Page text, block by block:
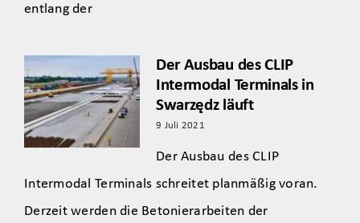
entlang der
Der Ausbau des CLIP
Intermodal Terminals in
Swarzędz läuft
9 Juli 2021
Der Ausbau des CLIP
Intermodal Terminals schreitet planmäßig voran.
Derzeit werden die Betonierarbeiten der